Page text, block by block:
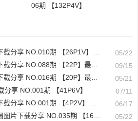
06期 【132P4V】
期 【26P1V】最新至：2023.8.23
05/22
NO.088期 【22P】最新至：2024.9.11
09/15
NO.016期 【20P】最新至：2023.6.1
05/21
享 NO.001期 【41P6V】
07/11
期 【4P2V】最新至：2025.2.28
06/17
享 NO.035期 【16P】最新至：2023.10.23 05/22